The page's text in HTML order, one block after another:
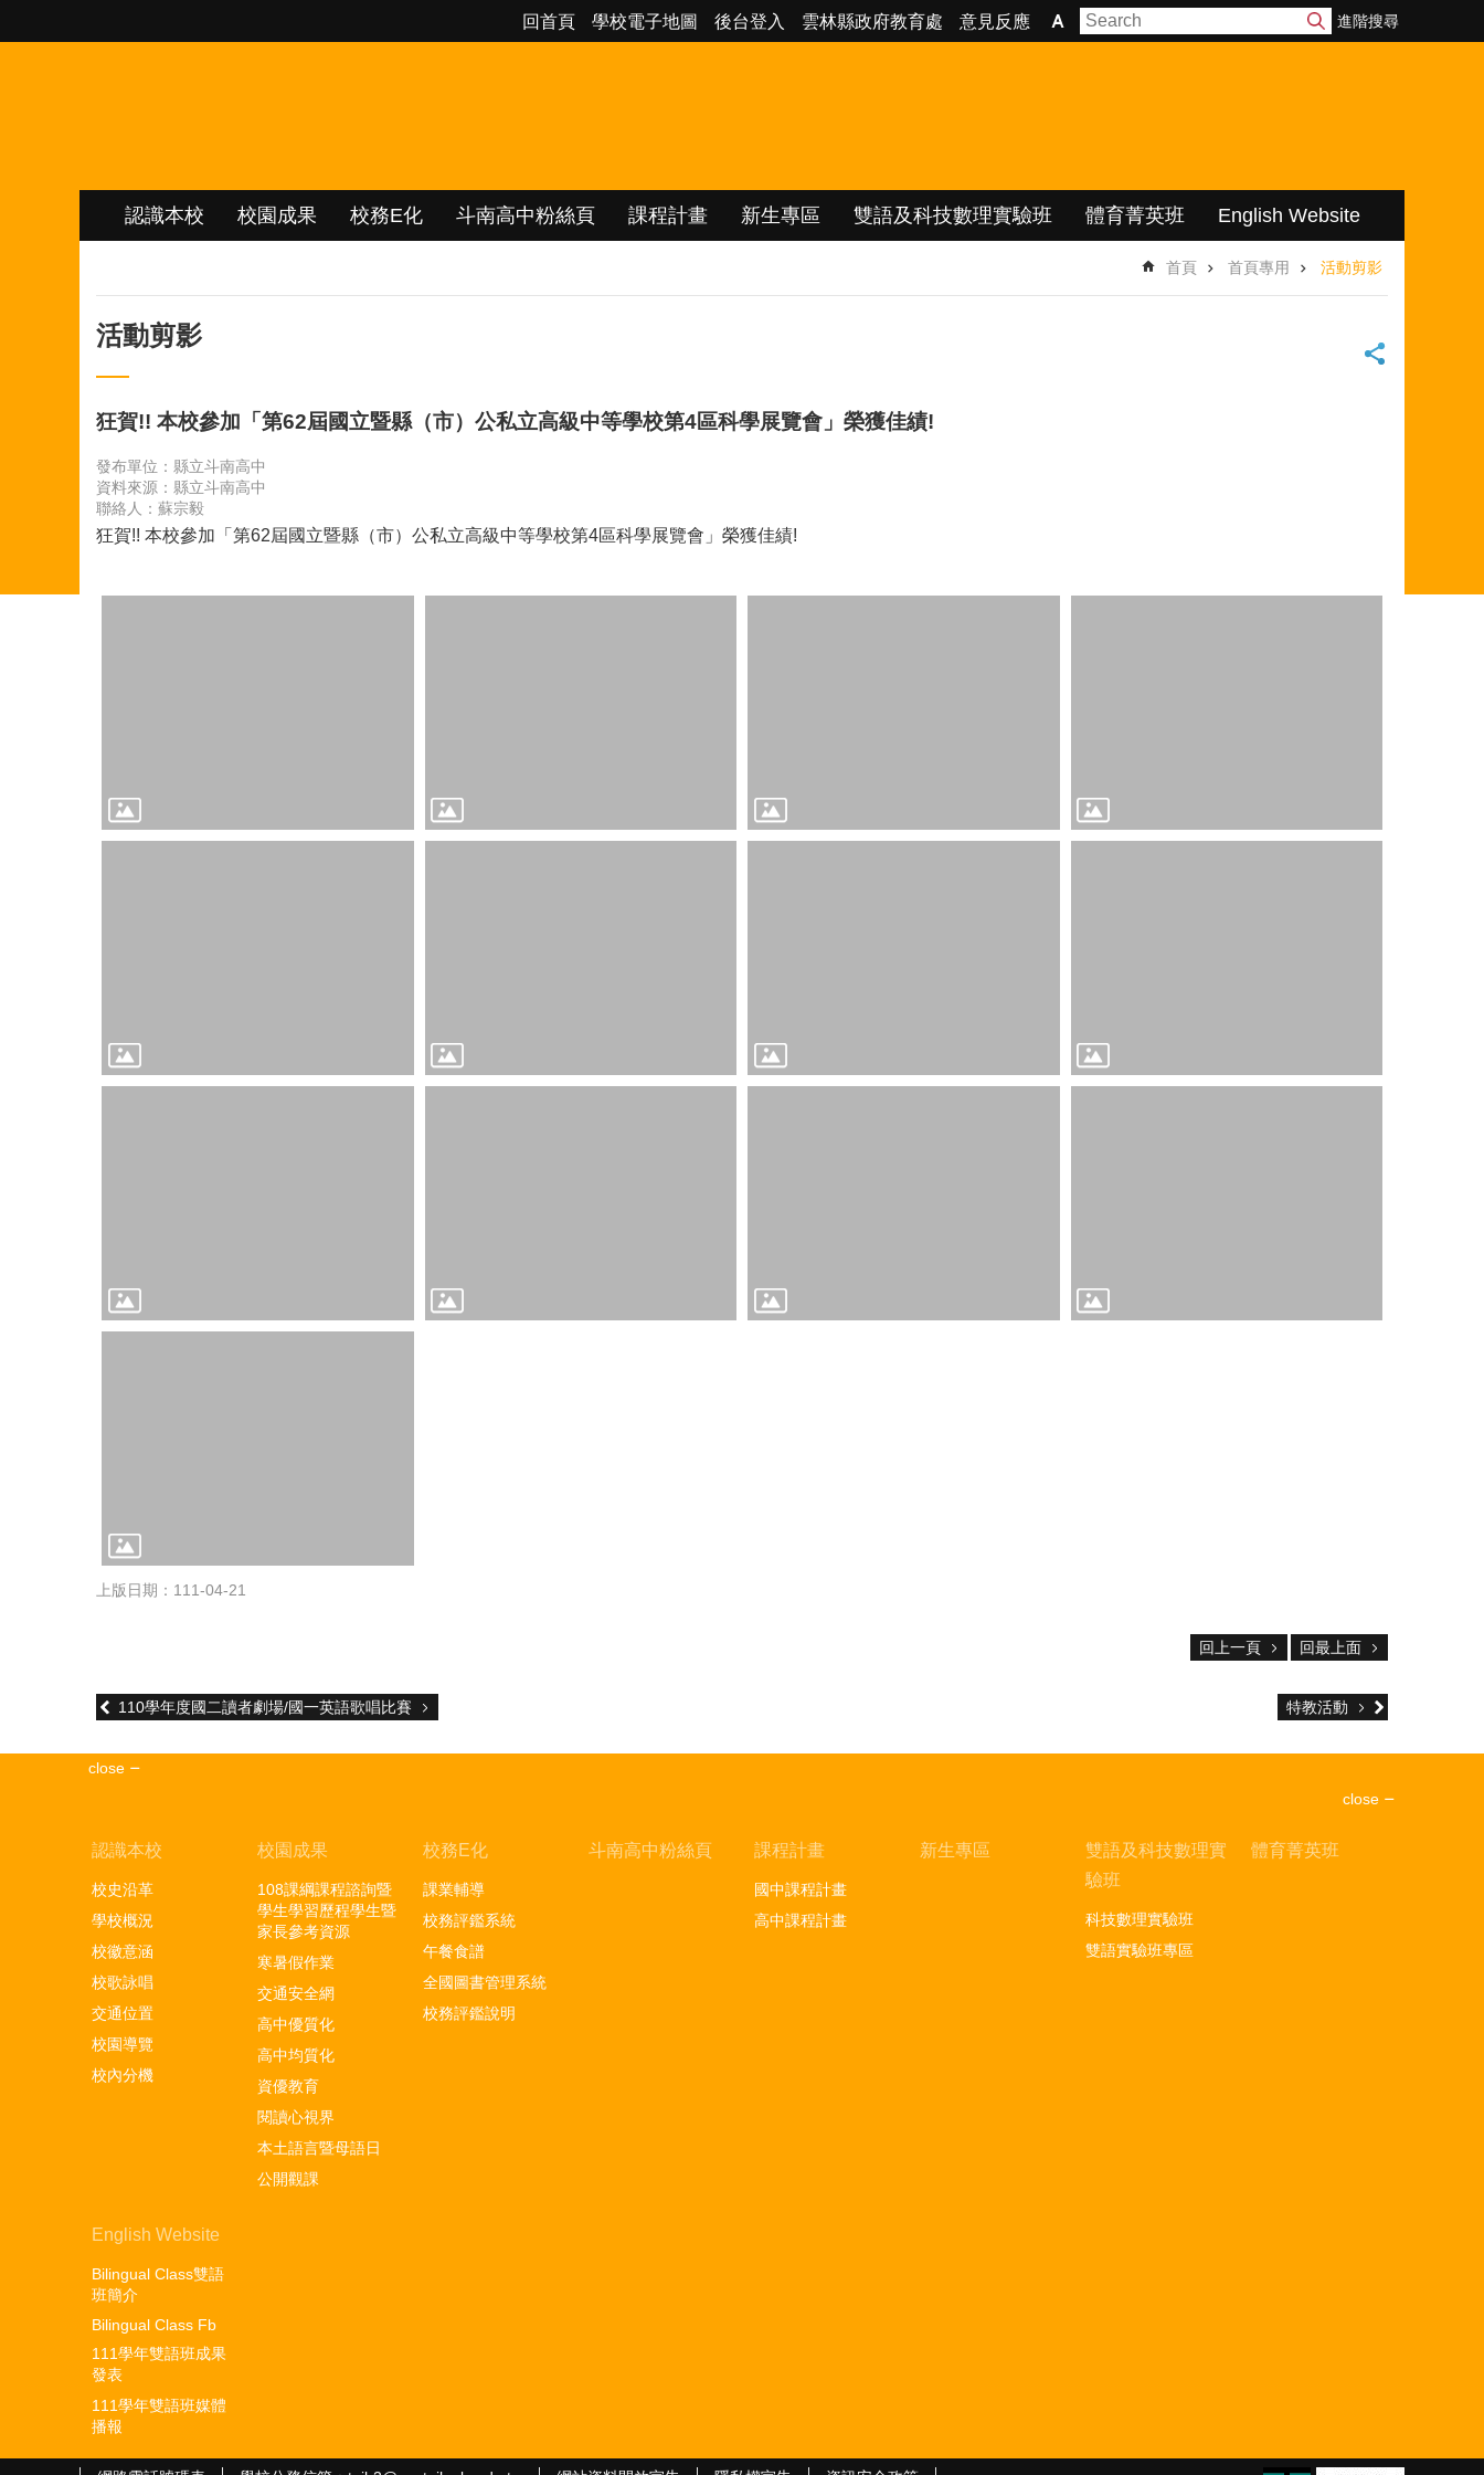
回首頁 學校電子地圖 後台登入 雲林縣政府教育處 意見反應 進階搜尋
認識本校 校園成果 校務E化 斗南高中粉絲頁 課程計畫 新生專區 雙語及科技數理實驗班 體育菁英班 English Website
首頁 首頁專用 活動剪影
活動剪影
狂賀!! 本校參加「第62屆國立暨縣（市）公私立高級中等學校第4區科學展覽會」榮獲佳績!
發布單位：縣立斗南高中
資料來源：縣立斗南高中
聯絡人：蘇宗毅
狂賀!! 本校參加「第62屆國立暨縣（市）公私立高級中等學校第4區科學展覽會」榮獲佳績!
上版日期：111-04-21
回上一頁 回最上面
110學年度國二讀者劇場/國一英語歌唱比賽 特教活動
close
close
認識本校
校史沿革
學校概況
校徽意涵
校歌詠唱
交通位置
校園導覽
校內分機
校園成果
108課綱課程諮詢暨
學生學習歷程學生暨
家長參考資源
寒暑假作業
交通安全網
高中優質化
高中均質化
資優教育
閱讀心視界
本土語言暨母語日
公開觀課
校務E化
課業輔導
校務評鑑系統
午餐食譜
全國圖書管理系統
校務評鑑說明
斗南高中粉絲頁 課程計畫
國中課程計畫
高中課程計畫
新生專區
雙語及科技數理實
驗班
科技數理實驗班
雙語實驗班專區
體育菁英班
English Website
Bilingual Class雙語
班簡介
Bilingual Class Fb
111學年雙語班成果
發表
111學年雙語班媒體
播報